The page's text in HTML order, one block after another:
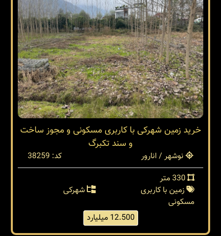
خرید زمین شهرکی با کاربری مسکونی و مجوز ساخت
و سند تکبرگ
نوشهر / انارور
کد: 38259
زمین با کاربری
مسکونی
شهرکی
12.500 میلیارد